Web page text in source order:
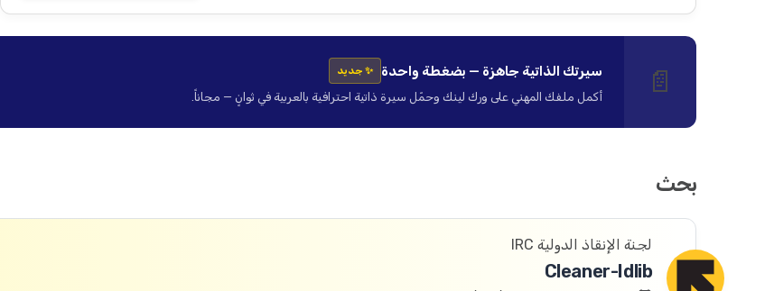
📄 سيرتك الذاتية جاهزة — بضغطة واحدة ✨ جديد
أكمل ملفك المهني على ورك لينك وحمّل سيرة ذاتية احترافية بالعربية في ثوانٍ — مجاناً.
بحث
لجنة الإنقاذ الدولية IRC
Cleaner-Idlib